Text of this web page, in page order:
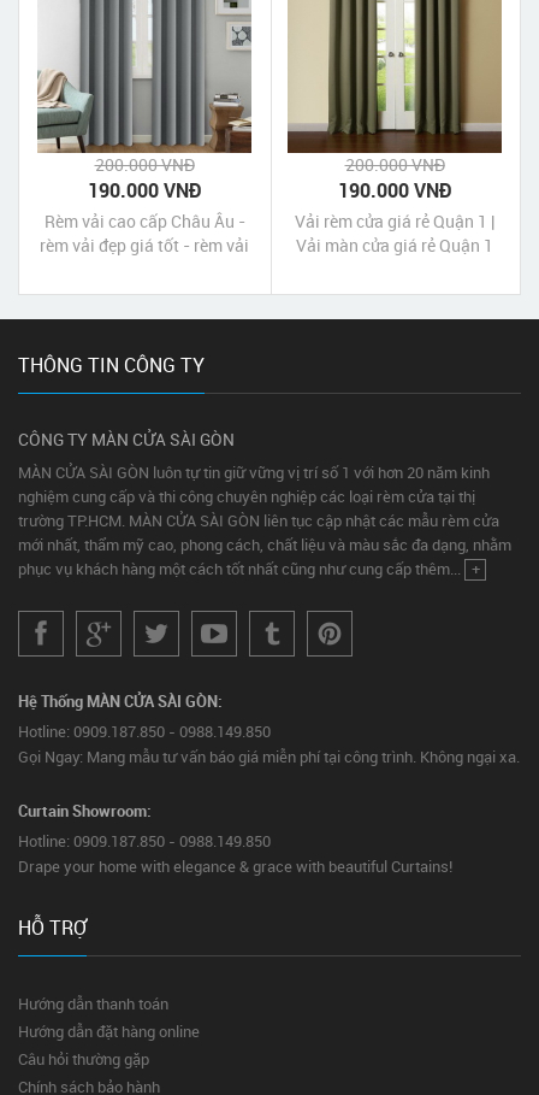
200.000 VNĐ
190.000 VNĐ
Rèm vải cao cấp Châu Âu -
rèm vải đẹp giá tốt - rèm vải
200.000 VNĐ
190.000 VNĐ
Vải rèm cửa giá rẻ Quận 1 |
Vải màn cửa giá rẻ Quận 1
THÔNG TIN CÔNG TY
CÔNG TY MÀN CỬA SÀI GÒN
MÀN CỬA SÀI GÒN luôn tự tin giữ vững vị trí số 1 với hơn 20 năm kinh
nghiệm cung cấp và thi công chuyên nghiệp các loại rèm cửa tại thị
trường TP.HCM. MÀN CỬA SÀI GÒN liên tục cập nhật các mẫu rèm cửa
mới nhất, thẩm mỹ cao, phong cách, chất liệu và màu sắc đa dạng, nhằm
phục vụ khách hàng một cách tốt nhất cũng như cung cấp thêm...
+
Hệ Thống MÀN CỬA SÀI GÒN:
Hotline: 0909.187.850 - 0988.149.850
Gọi Ngay: Mang mẫu tư vấn báo giá miễn phí tại công trình. Không ngại xa.
Curtain Showroom:
Hotline: 0909.187.850 - 0988.149.850
Drape your home with elegance & grace with beautiful Curtains!
HỖ TRỢ
Hướng dẫn thanh toán
Hướng dẫn đặt hàng online
Câu hỏi thường gặp
Chính sách bảo hành